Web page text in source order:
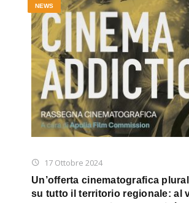
17 Ottobre 2024
NEWS
Un’offerta cinematografica
su tutto il territorio regionale: al